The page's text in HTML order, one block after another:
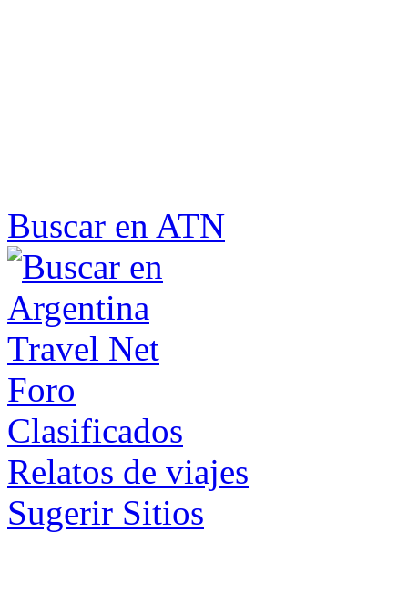
Buscar en ATN
Foro
Clasificados
Relatos de viajes
Sugerir Sitios